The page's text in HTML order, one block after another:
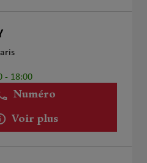
- 18:00
Numéro
Voir plus